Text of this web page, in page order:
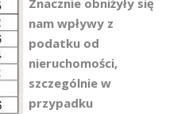
Znacznie obniżyły się
nam wpływy z
podatku od
nieruchomości,
szczególnie w
przypadku